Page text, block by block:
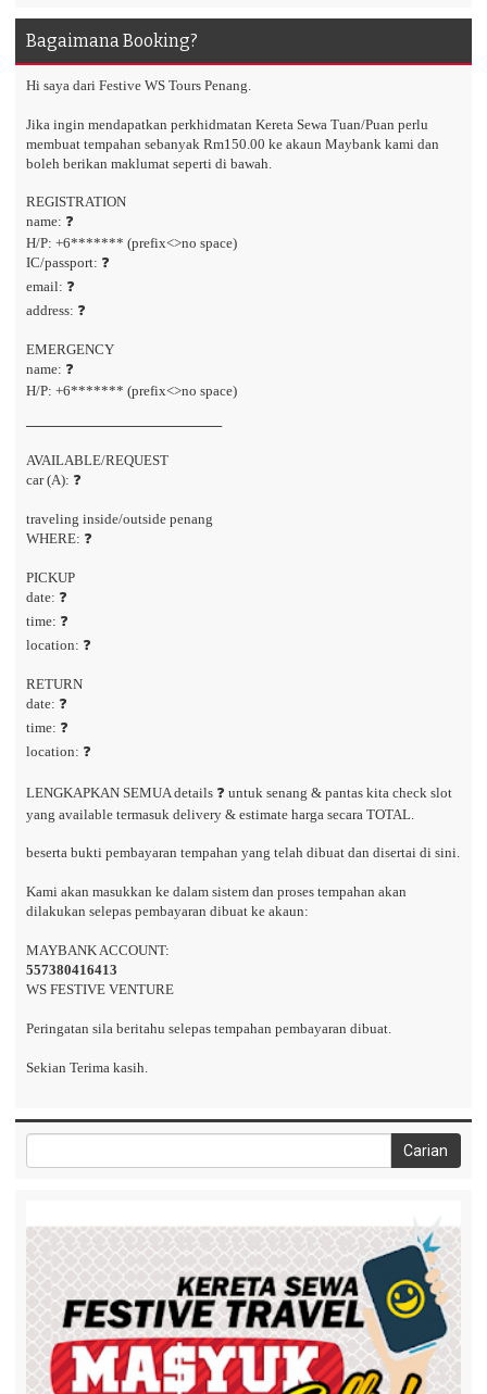
Bagaimana Booking?
Hi saya dari Festive WS Tours Penang.
Jika ingin mendapatkan perkhidmatan Kereta Sewa Tuan/Puan perlu
membuat tempahan sebanyak Rm150.00 ke akaun Maybank kami dan
boleh berikan maklumat seperti di bawah.
REGISTRATION
name: ❓
H/P: +6******* (prefix<>no space)
IC/passport: ❓
email: ❓
address: ❓
EMERGENCY
name: ❓
H/P: +6******* (prefix<>no space)
────────────────────
AVAILABLE/REQUEST
car (A): ❓
traveling inside/outside penang
WHERE: ❓
PICKUP
date: ❓
time: ❓
location: ❓
RETURN
date: ❓
time: ❓
location: ❓
LENGKAPKAN SEMUA details ❓ untuk senang & pantas kita check slot
yang available termasuk delivery & estimate harga secara TOTAL.
beserta bukti pembayaran tempahan yang telah dibuat dan disertai di sini.
Kami akan masukkan ke dalam sistem dan proses tempahan akan
dilakukan selepas pembayaran dibuat ke akaun:
MAYBANK ACCOUNT:
557380416413
WS FESTIVE VENTURE
Peringatan sila beritahu selepas tempahan pembayaran dibuat.
Sekian Terima kasih.